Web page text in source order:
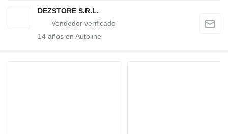
DEZSTORE S.R.L.
14 años en Autoline